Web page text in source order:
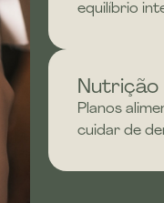
equilíbrio
Nutrição
Planos
cuidar de